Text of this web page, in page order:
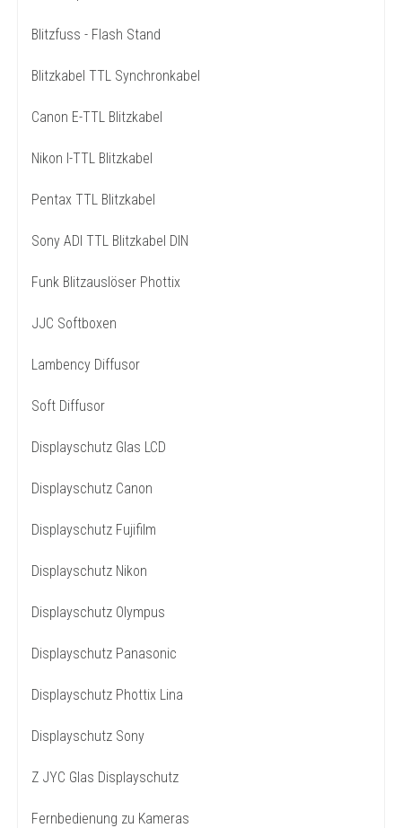
Blitzfuss - Flash Stand
Blitzkabel TTL Synchronkabel
Canon E-TTL Blitzkabel
Nikon I-TTL Blitzkabel
Pentax TTL Blitzkabel
Sony ADI TTL Blitzkabel DIN
Funk Blitzauslöser Phottix
JJC Softboxen
Lambency Diffusor
Soft Diffusor
Displayschutz Glas LCD
Displayschutz Canon
Displayschutz Fujifilm
Displayschutz Nikon
Displayschutz Olympus
Displayschutz Panasonic
Displayschutz Phottix Lina
Displayschutz Sony
Z JYC Glas Displayschutz
Fernbedienung zu Kameras